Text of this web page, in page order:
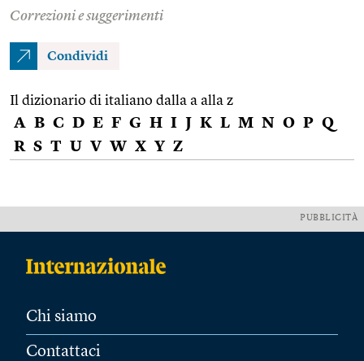
Correzioni e suggerimenti
Condividi
Il dizionario di italiano dalla a alla z
A B C D E F G H I J K L M N O P Q
R S T U V W X Y Z
PUBBLICITÀ
Chi siamo
Contattaci